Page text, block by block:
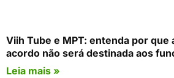
Viih Tube e MPT: entenda por que
acordo não será destinada aos
Leia mais »